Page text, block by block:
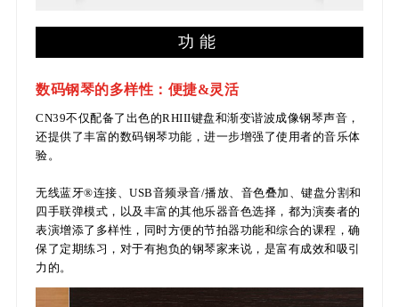
功能
数码钢琴的多样性：便捷&灵活
CN39不仅配备了出色的RHIII键盘和渐变谐波成像钢琴声音，
还提供了丰富的数码钢琴功能，进一步增强了使用者的音乐体
验。
无线蓝牙®连接、USB音频录音/播放、音色叠加、键盘分割和
四手联弹模式，以及丰富的其他乐器音色选择，都为演奏者的
表演增添了多样性，同时方便的节拍器功能和综合的课程，确
保了定期练习，对于有抱负的钢琴家来说，是富有成效和吸引
力的。